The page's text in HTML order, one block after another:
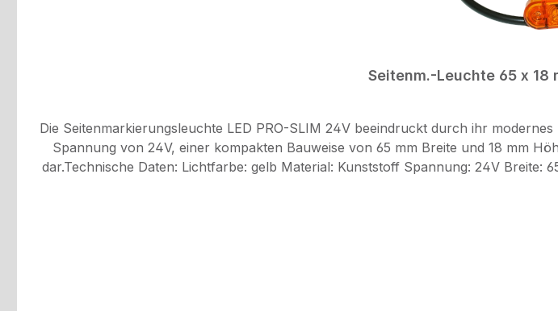
Seitenm.-Leuchte 65 x 18
Die Seitenmarkierungsleuchte LED PRO-SLIM 24V beeindruckt durch ihr
Spannung von 24V, einer kompakten Bauweise von 65 mm Breite und 18 mm
dar.Technische Daten: Lichtfarbe: gelb Material: Kunststoff Spannung: 24V Breite: 65 mm Höhe: 18 mm Tiefe: 10 mm Kabellänge: 0,5 m IP6K9K Gehäusefarbe: gelb